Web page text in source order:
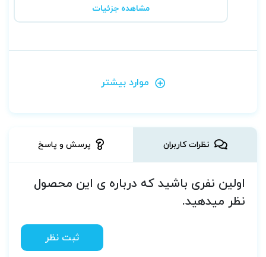
مشاهده جزئیات
موارد بیشتر
نظرات کاربران پرسش و پاسخ
اولین نفری باشید که درباره ی این محصول
نظر میدهید.
ثبت نظر